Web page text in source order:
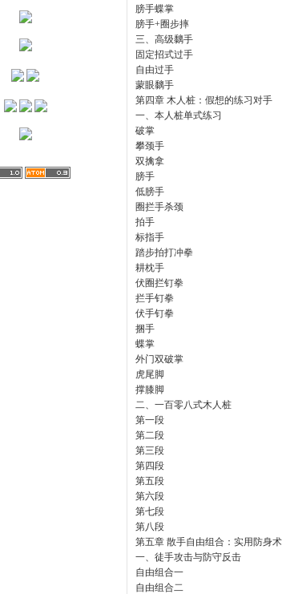
膀手蝶掌
膀手+圈步摔
三、高级黐手
固定招式过手
自由过手
蒙眼黐手
第四章 木人桩：假想的练习对手
一、本人桩单式练习
破掌
攀颈手
双擒拿
膀手
低膀手
圈拦手杀颈
拍手
标指手
踏步拍打冲拳
耕枕手
伏圈拦钉拳
拦手钉拳
伏手钉拳
捆手
蝶掌
外门双破掌
虎尾脚
撑膝脚
二、一百零八式木人桩
第一段
第二段
第三段
第四段
第五段
第六段
第七段
第八段
第五章 散手自由组合：实用防身术
一、徒手攻击与防守反击
自由组合一
自由组合二